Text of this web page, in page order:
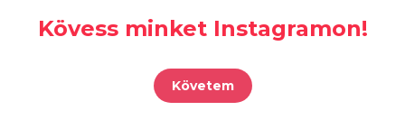
Kövess minket Instagramon!
Követem